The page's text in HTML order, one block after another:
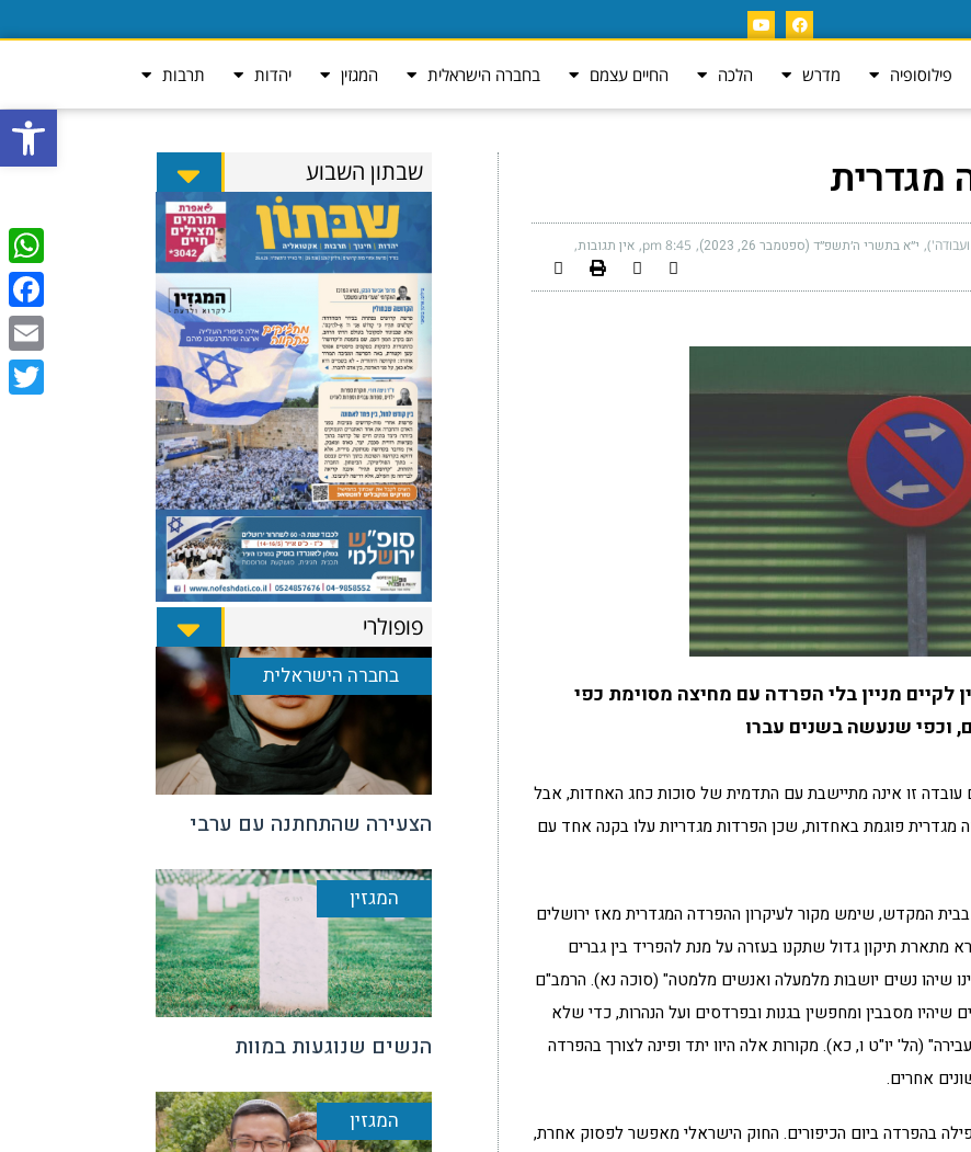
פתח
פילוסופיה מדרש הלכה החיים עצמם בחברה הישראלית המגזין יהדות תרבות
מגדרית
י״א בתשרי ה׳תשפ״ד (ספטמבר 26, 2023) 8:45 pm אין תגובות
מניין בלי הפרדה עם מחיצה מסוימת כפי
וכפי שנעשה בשנים עברו
זו אינה מתיישבת עם התדמית של סוכות כחג האחדות, אבל
פוגמת באחדות, שכן הפרדות מגדריות עלו בקנה אחד עם
המקדש, שימש מקור לעיקרון ההפרדה המגדרית מאז ירושלים
תיקון גדול שתקנו בעזרה על מנת להפריד בין גברים
שיהו נשים יושבות מלמעלה ואנשים מלמטה" (סוכה נא). הרמב"ם
שיהיו מסבבין ומחפשין בגנות ובפרדסים ועל הנהרות, כדי שלא
(הל' יו"ט ו, כא). מקורות אלה היוו יתד ופינה לצורך בהפרדה
אחרים.
בהפרדה ביום הכיפורים. החוק הישראלי מאפשר לפסוק אחרת,
שבתון השבוע
פופולרי
בחברה הישראלית
הצעירה שהתחתנה עם ערבי
המגזין
הנשים שנוגעות במוות
המגזין
Email